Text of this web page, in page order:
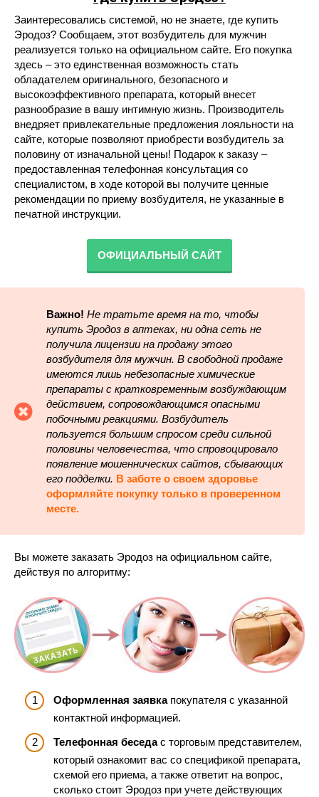
Заинтересовались системой, но не знаете, где купить
Эродоз? Сообщаем, этот возбудитель для мужчин
реализуется только на официальном сайте. Его покупка
здесь – это единственная возможность стать
обладателем оригинального, безопасного и
высокоэффективного препарата, который внесет
разнообразие в вашу интимную жизнь. Производитель
внедряет привлекательные предложения лояльности на
сайте, которые позволяют приобрести возбудитель за
половину от изначальной цены! Подарок к заказу –
предоставленная телефонная консультация со
специалистом, в ходе которой вы получите ценные
рекомендации по приему возбудителя, не указанные в
печатной инструкции.
ОФИЦИАЛЬНЫЙ САЙТ
Важно! Не тратьте время на то, чтобы
купить Эродоз в аптеках, ни одна сеть не
получила лицензии на продажу этого
возбудителя для мужчин. В свободной продаже
имеются лишь небезопасные химические
препараты с кратковременным возбуждающим
действием, сопровождающимся опасными
побочными реакциями. Возбудитель
пользуется большим спросом среди сильной
половины человечества, что спровоцировало
появление мошеннических сайтов, сбывающих
его подделки. В заботе о своем здоровье
оформляйте покупку только в проверенном
месте.
Вы можете заказать Эродоз на официальном сайте,
действуя по алгоритму:
Оформленная заявкапокупателя с указанной
контактной информацией.
Телефонная беседас торговым представителем,
который ознакомит вас со спецификой препарата,
схемой его приема, а также ответит на вопрос,
сколько стоит Эродоз при учете действующих